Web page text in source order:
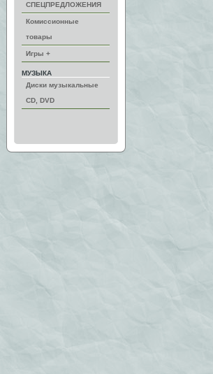
СПЕЦПРЕДЛОЖЕНИЯ
Комиссионные
товары
Игры +
МУЗЫКА
Диски музыкальные
CD, DVD